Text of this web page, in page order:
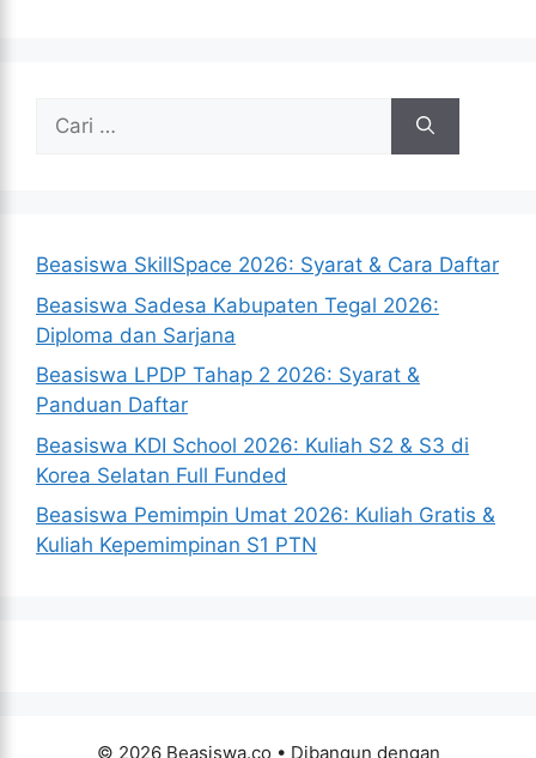
Cari
Beasiswa SkillSpace 2026: Syarat & Cara Daftar
Beasiswa Sadesa Kabupaten Tegal 2026:
Diploma dan Sarjana
Beasiswa LPDP Tahap 2 2026: Syarat &
Panduan Daftar
Beasiswa KDI School 2026: Kuliah S2 & S3 di
Korea Selatan Full Funded
Beasiswa Pemimpin Umat 2026: Kuliah Gratis &
Kuliah Kepemimpinan S1 PTN
© 2026 Beasiswa.co • Dibangun dengan